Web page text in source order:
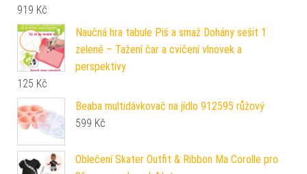
919 Kč
Naučná hra tabule Piš a smaž Dohány sešit 1
zelené – Tažení čar a cvičení vlnovek a
perspektivy
125 Kč
Beaba multidávkovač na jídlo 912595 růžový
599 Kč
Oblečení Skater Outfit & Ribbon Ma Corolle pro